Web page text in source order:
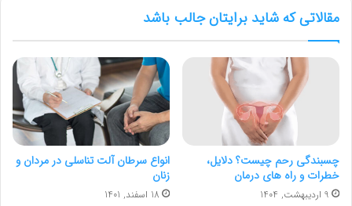
مقالاتی که شاید برایتان جالب باشد
چسبندگی رحم چیست؟ دلایل،
خطرات و راه های درمان
9 اردیبهشت, 1404
انواع سرطان آلت تناسلی در مردان و
زنان
18 اسفند, 1401